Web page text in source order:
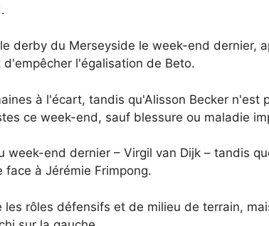
derby du Merseyside le week-end dernier,
l'égalisation de Beto.
à l'écart, tandis qu'Alisson Becker n'est
ce week-end, sauf blessure ou maladie
end dernier – Virgil van Dijk – tandis
à Jérémie Frimpong.
rôles défensifs et de milieu de terrain,